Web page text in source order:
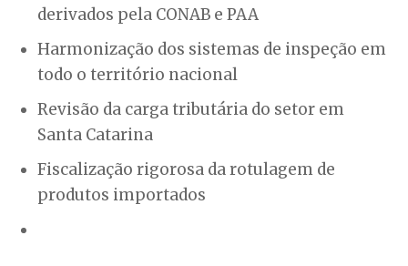
derivados pela CONAB e PAA
Harmonização dos sistemas de inspeção em
todo o território nacional
Revisão da carga tributária do setor em
Santa Catarina
Fiscalização rigorosa da rotulagem de
produtos importados